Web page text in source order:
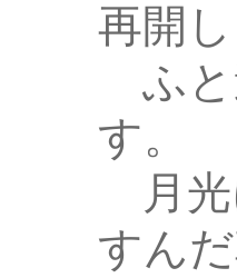
再開
ふと
す。
月光
すん